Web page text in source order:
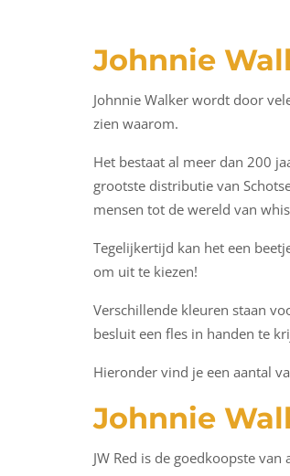
Johnnie
Johnnie Walker wordt door
zien waarom.
Het bestaat al meer dan 200
grootste distributie van
mensen tot de wereld van
Tegelijkertijd kan het een
om uit te kiezen!
Verschillende kleuren staan
besluit een fles in handen te
Hieronder vind je een aantal
Johnnie
JW Red is de goedkoopste